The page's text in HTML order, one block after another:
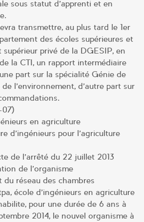
sous statut d’apprenti et en
transmettre, au plus tard le 1er
des écoles supérieures et
supérieur privé de la DGESIP, en
la CTI, un rapport intermédiaire
part sur la spécialité Génie de
l’environnement, d’autre part sur
07)
en agriculture
d’ingénieurs pour l’agriculture
de l’arrêté du 22 juillet 2013
de l’organisme
réseau des chambres
école d’ingénieurs en agriculture
pour une durée de 6 ans à
2014, le nouvel organisme à